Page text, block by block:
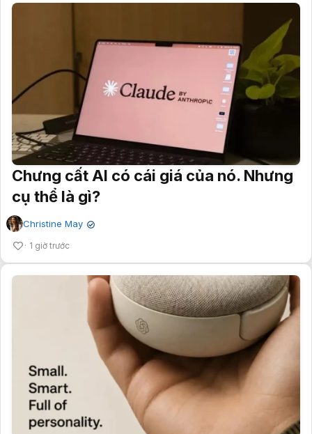
Chưng cất AI có cái giá của nó. Nhưng
cụ thể là gì?
Christine May ✔
1 giờ trước